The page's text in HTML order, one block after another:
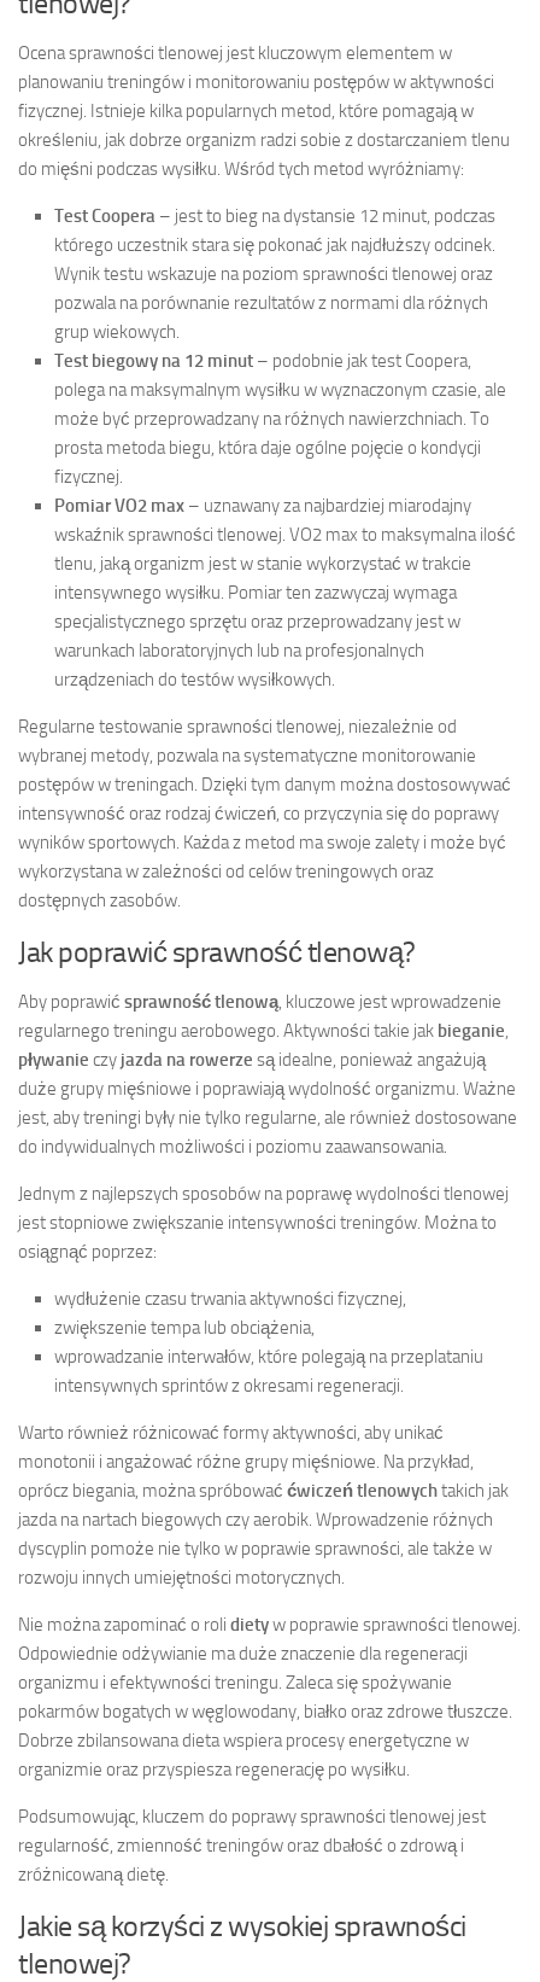
Ocena sprawności tlenowej jest kluczowym elementem w
planowaniu treningów i monitorowaniu postępów w aktywności
fizycznej. Istnieje kilka popularnych metod, które pomagają w
określeniu, jak dobrze organizm radzi sobie z dostarczaniem tlenu
do mięśni podczas wysiłku. Wśród tych metod wyróżniamy:
Test Coopera – jest to bieg na dystansie 12 minut, podczas
którego uczestnik stara się pokonać jak najdłuższy odcinek.
Wynik testu wskazuje na poziom sprawności tlenowej oraz
pozwala na porównanie rezultatów z normami dla różnych
grup wiekowych.
Test biegowy na 12 minut – podobnie jak test Coopera,
polega na maksymalnym wysiłku w wyznaczonym czasie, ale
może być przeprowadzany na różnych nawierzchniach. To
prosta metoda biegu, która daje ogólne pojęcie o kondycji
fizycznej.
Pomiar VO2 max – uznawany za najbardziej miarodajny
wskaźnik sprawności tlenowej. VO2 max to maksymalna ilość
tlenu, jaką organizm jest w stanie wykorzystać w trakcie
intensywnego wysiłku. Pomiar ten zazwyczaj wymaga
specjalistycznego sprzętu oraz przeprowadzany jest w
warunkach laboratoryjnych lub na profesjonalnych
urządzeniach do testów wysiłkowych.
Regularne testowanie sprawności tlenowej, niezależnie od
wybranej metody, pozwala na systematyczne monitorowanie
postępów w treningach. Dzięki tym danym można dostosowywać
intensywność oraz rodzaj ćwiczeń, co przyczynia się do poprawy
wyników sportowych. Każda z metod ma swoje zalety i może być
wykorzystana w zależności od celów treningowych oraz
dostępnych zasobów.
Jak poprawić sprawność tlenową?
Aby poprawić sprawność tlenową , kluczowe jest wprowadzenie
regularnego treningu aerobowego. Aktywności takie jak bieganie
pływanie czy jazda na rowerze są idealne, ponieważ angażują
duże grupy mięśniowe i poprawiają wydolność organizmu. Ważne
jest, aby treningi były nie tylko regularne, ale również dostosowane
do indywidualnych możliwości i poziomu zaawansowania.
Jednym z najlepszych sposobów na poprawę wydolności tlenowej
jest stopniowe zwiększanie intensywności treningów. Można to
osiągnąć poprzez:
wydłużenie czasu trwania aktywności fizycznej,
zwiększenie tempa lub obciążenia,
wprowadzanie interwałów, które polegają na przeplataniu
intensywnych sprintów z okresami regeneracji.
Warto również różnicować formy aktywności, aby unikać
monotonii i angażować różne grupy mięśniowe. Na przykład,
oprócz biegania, można spróbować ćwiczeń tlenowychtakich jak
jazda na nartach biegowych czy aerobik. Wprowadzenie różnych
dyscyplin pomoże nie tylko w poprawie sprawności, ale także w
rozwoju innych umiejętności motorycznych.
Nie można zapominać o roli dietyw poprawie sprawności tlenowej.
Odpowiednie odżywianie ma duże znaczenie dla regeneracji
organizmu i efektywności treningu. Zaleca się spożywanie
pokarmów bogatych w węglowodany, białko oraz zdrowe tłuszcze.
Dobrze zbilansowana dieta wspiera procesy energetyczne w
organizmie oraz przyspiesza regenerację po wysiłku.
Podsumowując, kluczem do poprawy sprawności tlenowej jest
regularność, zmienność treningów oraz dbałość o zdrową i
zróżnicowaną dietę.
Jakie są korzyści z wysokiej sprawności
tlenowej?